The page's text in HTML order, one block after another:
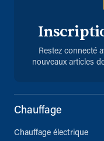
Restez connecté
nouveaux articles
Chauffage
Chauffage électrique